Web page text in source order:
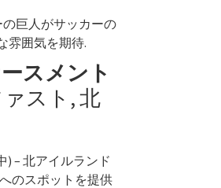
の巨人がサッカーの
雰囲気を期待.
スメント
スト, 北
) – 北アイルランド
のスポットを提供